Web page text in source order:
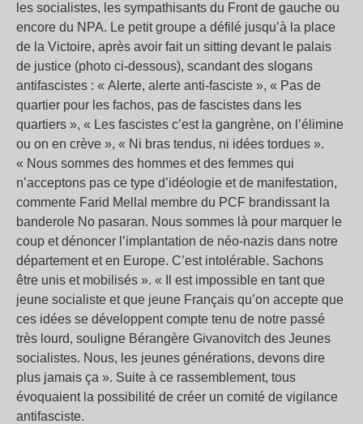
les socialistes, les sympathisants du Front de gauche ou
encore du NPA. Le petit groupe a défilé jusqu’à la place
de la Victoire, après avoir fait un sitting devant le palais
de justice (photo ci-dessous), scandant des slogans
antifascistes : « Alerte, alerte anti-fasciste », « Pas de
quartier pour les fachos, pas de fascistes dans les
quartiers », « Les fascistes c’est la gangrène, on l’élimine
ou on en crève », « Ni bras tendus, ni idées tordues ».
« Nous sommes des hommes et des femmes qui
n’acceptons pas ce type d’idéologie et de manifestation,
commente Farid Mellal membre du PCF brandissant la
banderole No pasaran. Nous sommes là pour marquer le
coup et dénoncer l’implantation de néo-nazis dans notre
département et en Europe. C’est intolérable. Sachons
être unis et mobilisés ». « Il est impossible en tant que
jeune socialiste et que jeune Français qu’on accepte que
ces idées se développent compte tenu de notre passé
très lourd, souligne Bérangère Givanovitch des Jeunes
socialistes. Nous, les jeunes générations, devons dire
plus jamais ça ». Suite à ce rassemblement, tous
évoquaient la possibilité de créer un comité de vigilance
antifasciste.